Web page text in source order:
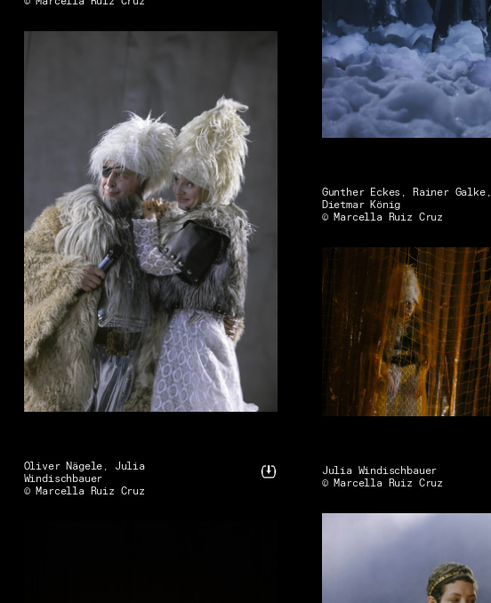
Gunther Eckes, Rainer Galke,
Dietmar König
© Marcella Ruiz Cruz
Oliver Nägele, Julia
Windischbauer
© Marcella Ruiz Cruz
Julia Windischbauer
© Marcella Ruiz Cruz